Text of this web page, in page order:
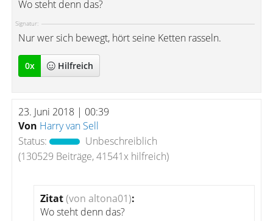
Wo steht denn das?
Signatur:
Nur wer sich bewegt, hört seine Ketten rasseln.
0x Hilfreich
23. Juni 2018 | 00:39
Von Harry van Sell
Status:
Unbeschreiblich
(130529 Beiträge, 41541x hilfreich)
Zitat(von altona01):
Wo steht denn das?